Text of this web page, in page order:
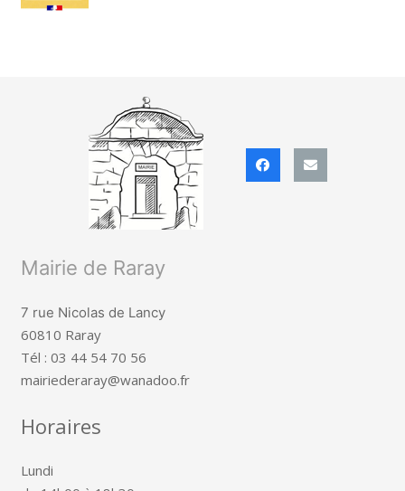
Mairie de Raray
7 rue Nicolas de Lancy
60810 Raray
Tél : 03 44 54 70 56
mairiederaray@wanadoo.fr
Horaires
Lundi